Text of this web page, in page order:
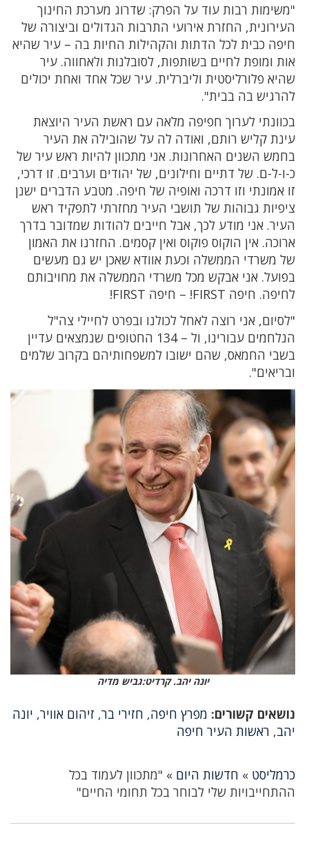
"משימות רבות עוד על הפרק: שדרוג מערכת החינוך
העירונית, החזרת אירועי התרבות הגדולים וביצורה של
חיפה כבית לכל הדתות והקהילות החיות בה – עיר שהיא
אות ומופת לחיים בשותפות, לסובלנות ולאחווה. עיר
שהיא פלורליסטית וליברלית. עיר שכל אחד ואחת יכולים
להרגיש בה בבית".
בכוונתי לערוך חפיפה מלאה עם ראשת העיר היוצאת
עינת קליש רותם, ואודה לה על שהובילה את העיר
בחמש השנים האחרונות. אני מתכוון להיות ראש עיר של
כ-ו-ל-ם. של דתיים וחילונים, של יהודים וערבים. זו דרכי,
זו אמונתי וזו דרכה ואופיה של חיפה. מטבע הדברים ישנן
ציפיות גבוהות של תושבי העיר מחזרתי לתפקיד ראש
העיר. אני מודע לכך, אבל חייבים להודות שמדובר בדרך
ארוכה. אין הוקוס פוקוס ואין קסמים. החזרנו את האמון
של משרדי הממשלה וכעת אוודא שאכן יש גם מעשים
בפועל. אני אבקש מכל משרדי הממשלה את מחויבותם
לחיפה. חיפה FIRST! – חיפה FIRST!
"לסיום, אני רוצה לאחל לכולנו ובפרט לחיילי צה"ל
הנלחמים עבורינו, ול – 134 החטופים שנמצאים עדיין
בשבי החמאס, שהם ישובו למשפחותיהם בקרוב שלמים
ובריאים".
יונה יהב. קרדיט:גביש מדיה
נושאים קשורים: מפרץ חיפה, חזירי בר, זיהום אוויר, יונה
יהב, ראשות העיר חיפה
כרמליסט » חדשות היום » "מתכוון לעמוד בכל
ההתחייבויות שלי לבוחר בכל תחומי החיים"